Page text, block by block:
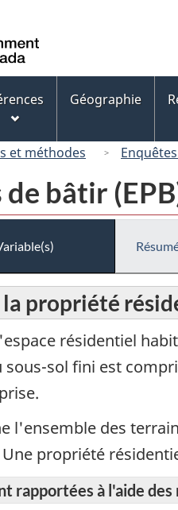
CanadaGéographie
et méthodes
bâtir
propriété
résidentiel
sol fini est
l'ensemble des
propriété
rapportées à l'aide des